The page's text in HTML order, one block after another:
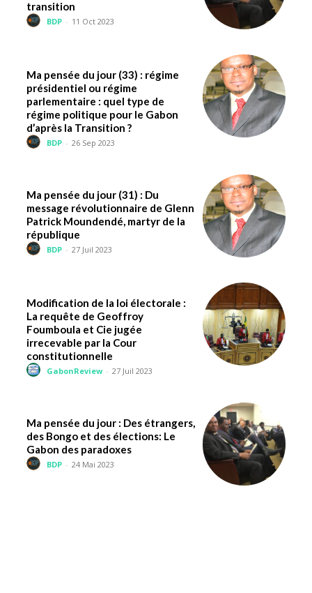
transition
BDP - 11 Oct 2023
Ma pensée du jour (33) : régime
présidentiel ou régime
parlementaire : quel type de
régime politique pour le Gabon
d’après la Transition ?
BDP - 26 Sep 2023
Ma pensée du jour (31) : Du
message révolutionnaire de Glenn
Patrick Moundendé, martyr de la
république
BDP - 27 Juil 2023
Modification de la loi électorale :
La requête de Geoffroy
Foumboula et Cie jugée
irrecevable par la Cour
constitutionnelle
GabonReview - 27 Juil 2023
Ma pensée du jour : Des étrangers,
des Bongo et des élections: Le
Gabon des paradoxes
BDP - 24 Mai 2023